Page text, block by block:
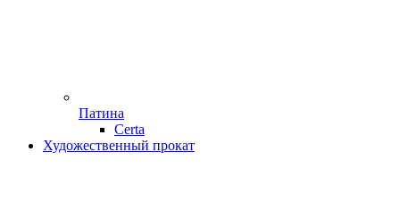
Патина
Certa
Художественный прокат